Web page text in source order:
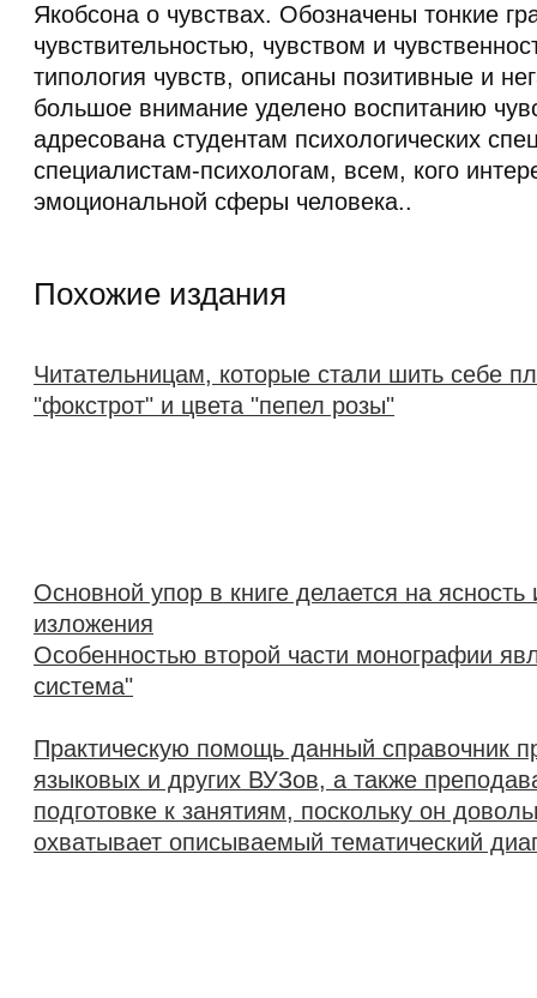
Якобсона о чувствах. Обозначены тонкие
чувствительностью, чувством и
типология чувств, описаны позитивные и
большое внимание уделено воспитанию
адресована студентам психологических
специалистам-психологам, всем, кого
эмоциональной сферы человека..
Похожие издания
Читательницам, которые стали шить себе
"фокстрот" и цвета "пепел розы"
Основной упор в книге делается на ясность
изложения
Особенностью второй части монографии
система"
Практическую помощь данный справочник
языковых и других ВУЗов, а также
подготовке к занятиям, поскольку он
охватывает описываемый тематический